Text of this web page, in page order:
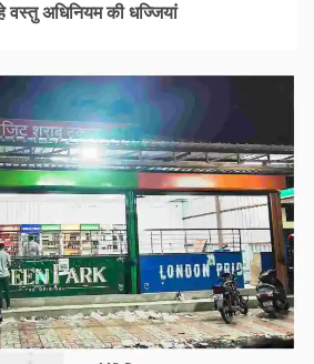
अधिनियम की धज्जियां